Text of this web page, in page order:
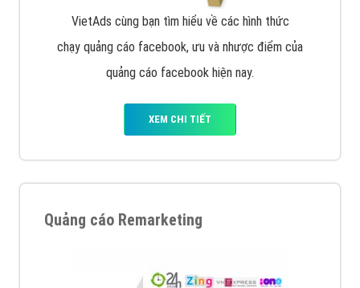
VietAds cùng bạn tìm hiểu về các hình thức
chạy quảng cáo facebook, ưu và nhược điểm của
quảng cáo facebook hiện nay.
XEM CHI TIẾT
Quảng cáo Remarketing